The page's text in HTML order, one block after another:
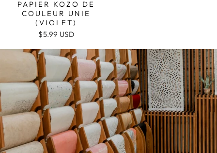
PAPIER KOZO DE
COULEUR UNIE
(VIOLET)
$5.99 USD